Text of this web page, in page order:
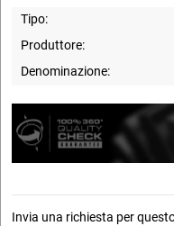
Tipo:
Produttore:
Denominazione:
Invia una richiesta per